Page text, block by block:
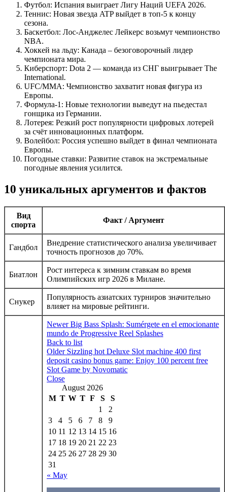
Футбол: Испания выиграет Лигу Наций UEFA 2026.
Теннис: Новая звезда ATP выйдет в топ-5 к концу
сезона.
Баскетбол: Лос-Анджелес Лейкерс возьмут чемпионство
NBA.
Хоккей на льду: Канада – безоговорочный лидер
чемпионата мира.
Киберспорт: Dota 2 — команда из СНГ выигрывает The
International.
UFC/MMA: Чемпионство захватит новая фигура из
Европы.
Формула-1: Новые технологии выведут на пьедестал
гонщика из Германии.
Лотерея: Резкий рост популярности цифровых лотерей
за счёт инновационных платформ.
Волейбол: Россия успешно выйдет в финал чемпионата
Европы.
Погодные ставки: Развитие ставок на экстремальные
погодные явления усилится.
10 уникальных аргументов и фактов
Вид
спорта
Факт / Аргумент
Гандбол
Внедрение статистического анализа увеличивает
точность прогнозов до 70%.
Биатлон
Рост интереса к зимним ставкам во время
Олимпийских игр 2026 в Милане.
Снукер
Популярность азиатских турниров значительно
влияет на мировые рейтинги.
Newer Big Bass Splash: Sumérgete en el emocionante
mundo de Progressive Reel Splashes
Back to list
Older Sizzling hot Deluxe Slot machine 400 first
deposit casino bonus game: Enjoy 100 percent free
Slot Game by Novomatic
Close
August 2026
M T W T F S
S
1
2
3
4 5 6 7 8
9
10 11 12 13 14 15 16
17 18 19 20 21 22 23
24 25 26 27 28 29 30
31
« May